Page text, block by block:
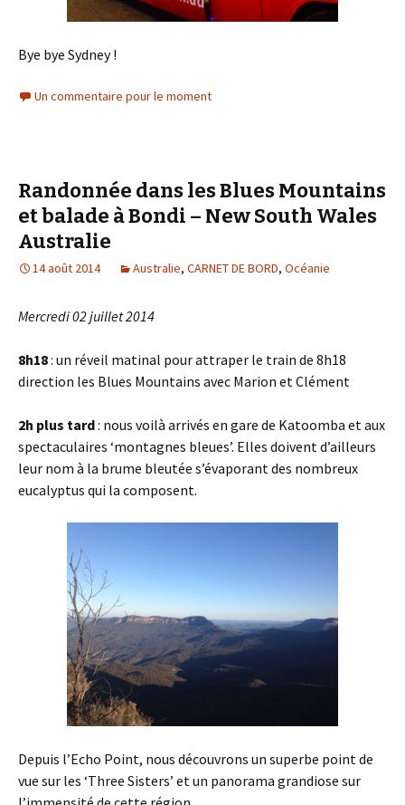
Bye bye Sydney !
Un commentaire pour le moment
Randonnée dans les Blues Mountains
et balade à Bondi – New South Wales
Australie
14 août 2014 Australie, CARNET DE BORD, Océanie
Mercredi 02 juillet 2014
8h18: un réveil matinal pour attraper le train de 8h18
direction les Blues Mountains avec Marion et Clément
2h plus tard: nous voilà arrivés en gare de Katoomba et aux
spectaculaires ‘montagnes bleues’. Elles doivent d’ailleurs
leur nom à la brume bleutée s’évaporant des nombreux
eucalyptus qui la composent.
Depuis l’Echo Point, nous découvrons un superbe point de
vue sur les ‘Three Sisters’ et un panorama grandiose sur